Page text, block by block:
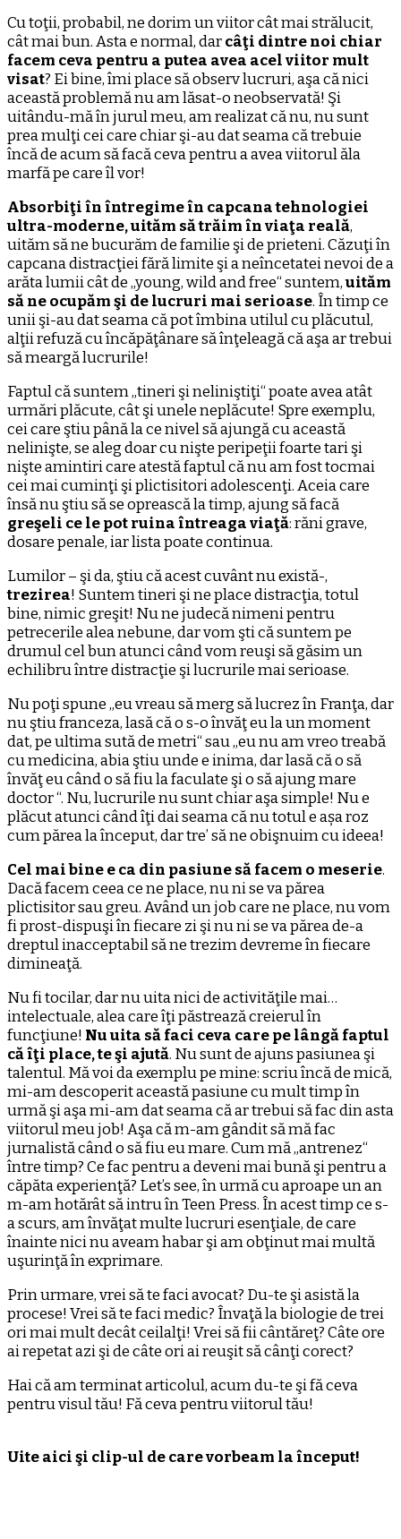
Cu toţii, probabil, ne dorim un viitor cât mai strălucit,
cât mai bun. Asta e normal, darcâţi dintre noi chiar
facem ceva pentru a putea avea acel viitor mult
visat? Ei bine, îmi place să observ lucruri, aşa că nici
această problemă nu am lăsat-o neobservată! Şi
uitându-mă în jurul meu, am realizat că nu, nu sunt
prea mulţi cei care chiar şi-au dat seama că trebuie
încă de acum să facă ceva pentru a avea viitorul ăla
marfă pe care îl vor!
Absorbiţi în întregime în capcana tehnologiei
ultra-moderne, uităm să trăim în viaţa reală,
uităm să ne bucurăm de familie şi de prieteni. Căzuţi în
capcana distracţiei fără limite şi a neîncetatei nevoi de a
arăta lumii cât de „young, wild and free“ suntem,uităm
să ne ocupăm şi de lucruri mai serioase. În timp ce
unii şi-au dat seama că pot îmbina utilul cu plăcutul,
alţii refuză cu încăpăţânare să înţeleagă că aşa ar trebui
să meargă lucrurile!
Faptul că suntem „tineri şi neliniştiţi“ poate avea atât
urmări plăcute, cât şi unele neplăcute! Spre exemplu,
cei care ştiu până la ce nivel să ajungă cu această
nelinişte, se aleg doar cu nişte peripeţii foarte tari şi
nişte amintiri care atestă faptul că nu am fost tocmai
cei mai cuminţi şi plictisitori adolescenţi. Aceia care
însă nu ştiu să se oprească la timp, ajung să facă
greşeli ce le pot ruina întreaga viaţă: răni grave,
dosare penale, iar lista poate continua.
Lumilor – şi da, ştiu că acest cuvânt nu există-,
trezirea! Suntem tineri şi ne place distracţia, totul
bine, nimic greşit! Nu ne judecă nimeni pentru
petrecerile alea nebune, dar vom şti că suntem pe
drumul cel bun atunci când vom reuşi să găsim un
echilibru între distracţie şi lucrurile mai serioase.
Nu poţi spune „eu vreau să merg să lucrez în Franţa, dar
nu ştiu franceza, lasă că o s-o învăţ eu la un moment
dat, pe ultima sută de metri“ sau „eu nu am vreo treabă
cu medicina, abia ştiu unde e inima, dar lasă că o să
învăţ eu când o să fiu la faculate şi o să ajung mare
doctor “. Nu, lucrurile nu sunt chiar aşa simple! Nu e
plăcut atunci când îţi dai seama că nu totul e așa roz
cum părea la început, dar tre’ să ne obişnuim cu ideea!
Cel mai bine e ca din pasiune să facem o meserie.
Dacă facem ceea ce ne place, nu ni se va părea
plictisitor sau greu. Având un job care ne place, nu vom
fi prost-dispuşi în fiecare zi şi nu ni se va părea de-a
dreptul inacceptabil să ne trezim devreme în fiecare
dimineaţă.
Nu fi tocilar, dar nu uita nici de activităţile mai…
intelectuale, alea care îţi păstrează creierul în
funcţiune! Nu uita să faci ceva care pe lângă faptul
că îţi place, te şi ajută. Nu sunt de ajuns pasiunea şi
talentul. Mă voi da exemplu pe mine: scriu încă de mică,
mi-am descoperit această pasiune cu mult timp în
urmă şi aşa mi-am dat seama că ar trebui să fac din asta
viitorul meu job! Aşa că m-am gândit să mă fac
jurnalistă când o să fiu eu mare. Cum mă „antrenez“
între timp? Ce fac pentru a deveni mai bună şi pentru a
căpăta experienţă? Let’s see, în urmă cu aproape un an
m-am hotărât să intru în Teen Press. În acest timp ce s-
a scurs, am învăţat multe lucruri esenţiale, de care
înainte nici nu aveam habar şi am obţinut mai multă
uşurinţă în exprimare.
Prin urmare, vrei să te faci avocat? Du-te şi asistă la
procese! Vrei să te faci medic? Învaţă la biologie de trei
ori mai mult decât ceilalţi! Vrei să fii cântăreţ? Câte ore
ai repetat azi şi de câte ori ai reuşit să cânţi corect?
Hai că am terminat articolul, acum du-te şi fă ceva
pentru visul tău! Fă ceva pentru viitorul tău!
Uite aici şi clip-ul de care vorbeam la început!